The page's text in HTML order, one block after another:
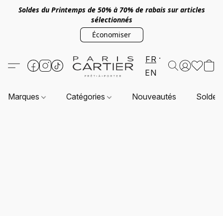
Soldes du Printemps de 50% à 70% de rabais sur articles
sélectionnés
Économiser
FR
EN
Marques Catégories Nouveautés Soldes